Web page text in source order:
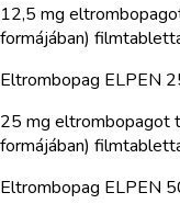
12,5 mg
formájában)
Eltrombopag ELPEN
25 mg eltrombopagot
formájában)
Eltrombopag ELPEN